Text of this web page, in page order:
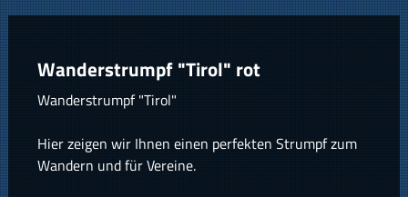
Wanderstrumpf "Tirol" rot
Wanderstrumpf "Tirol"
Hier zeigen wir Ihnen einen perfekten Strumpf zum
Wandern und für Vereine.